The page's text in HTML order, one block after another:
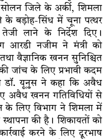
जिले के अर्की, शिमला
के बड़ोह-सिंध में चूना पत्थर
लाने के निर्देश दिए।
आरडी नजीम ने मंत्री को
वैज्ञानिक खनन सुनिश्चित
जांच के लिए प्रभावी कदम
डॉ. यूनुस ने कहा कि अवैध
अवैध खनन गतिविधियों से
के लिए विभाग ने शिमला में
स्थापना की है। शिकायतों को
करने के लिए दूरभाष